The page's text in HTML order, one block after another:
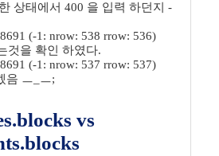
상태에서 400 을 입력 하던지 -
(-1: nrow: 538 rrow: 536)
것을 확인 하였다.
(-1: nrow: 537 rrow: 537)
음 ㅡ_ㅡ;
vs